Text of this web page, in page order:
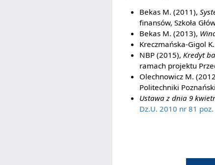
Bekas M. (2011),
finansów, Szkoła
Bekas M. (2013),
Kreczmańska-Gigol
NBP (2015), Kredyt
ramach projektu
Olechnowicz M.
Politechniki
Ustawa z dnia 9
Dz.U. 2010 nr 81